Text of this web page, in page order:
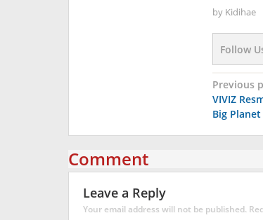
by Kidihae
Follow
Post
Previous
VIVIZ
Big
Comment
Leave a Reply
Your email address will not be published.